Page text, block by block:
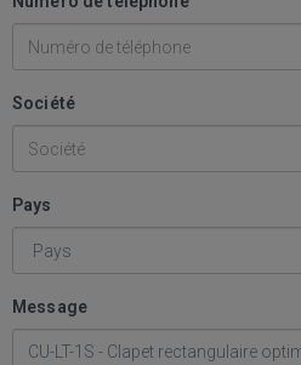
Société
Pays
Message